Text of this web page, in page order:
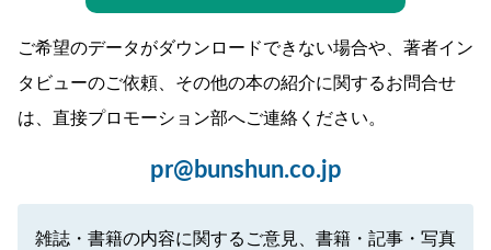
ご希望のデータがダウンロードできない場合や、著者イン
タビューのご依頼、その他の本の紹介に関するお問合せ
は、直接プロモーション部へご連絡ください。
pr@bunshun.co.jp
雑誌・書籍の内容に関するご意見、書籍・記事・写真